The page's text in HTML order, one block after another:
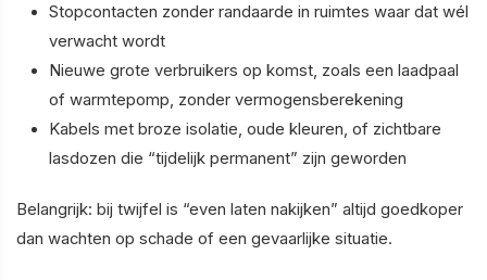
Stopcontacten zonder randaarde in ruimtes waar dat wél
verwacht wordt
Nieuwe grote verbruikers op komst, zoals een laadpaal
of warmtepomp, zonder vermogensberekening
Kabels met broze isolatie, oude kleuren, of zichtbare
lasdozen die “tijdelijk permanent” zijn geworden
Belangrijk: bij twijfel is “even laten nakijken” altijd goedkoper
dan wachten op schade of een gevaarlijke situatie.